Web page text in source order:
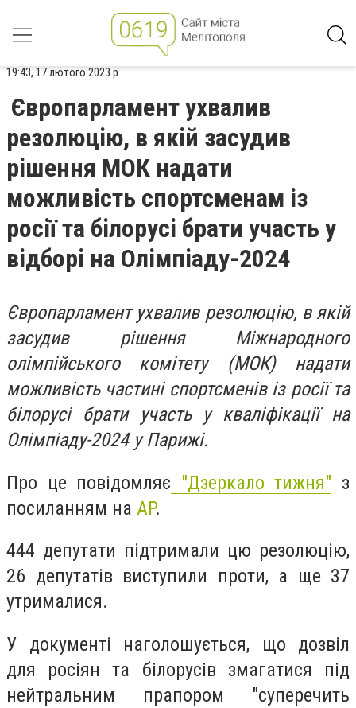
19:43, 17 лютого 2023 р.
Європарламент ухвалив
резолюцію, в якій засудив
рішення МОК надати
можливість спортсменам із
росії та білорусі брати участь у
відборі на Олімпіаду-2024
Європарламент ухвалив резолюцію, в якій
засудив рішення Міжнародного
олімпійського комітету (МОК) надати
можливість частині спортсменів із росії та
білорусі брати участь у кваліфікації на
Олімпіаду-2024 у Парижі.
Про це повідомляє "Дзеркало тижня" з
посиланням на AP.
444 депутати підтримали цю резолюцію,
26 депутатів виступили проти, а ще 37
утрималися.
У документі наголошується, що дозвіл
для росіян та білорусів змагатися під
нейтральним прапором "суперечить